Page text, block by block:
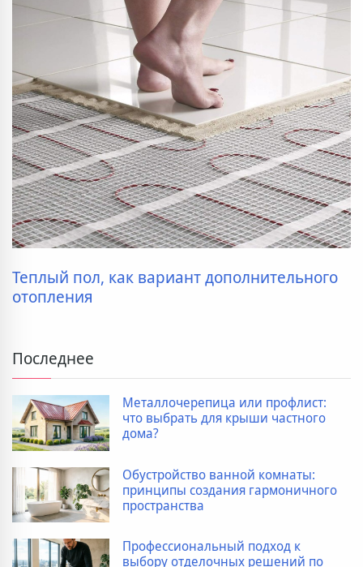
Теплый пол, как вариант дополнительного
отопления
Последнее
Металлочерепица или профлист:
что выбрать для крыши частного
дома?
Обустройство ванной комнаты:
принципы создания гармоничного
пространства
Профессиональный подход к
выбору отделочных решений по